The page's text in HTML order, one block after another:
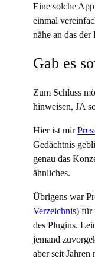
Eine solche
einmal
nähe an das
Gab es
Zum Schluss
hinweisen, JA
Hier ist mir
Gedächtnis
genau das
ähnliches.
Übrigens war
Verzeichnis) für
des Plugins.
jemand
aber seit